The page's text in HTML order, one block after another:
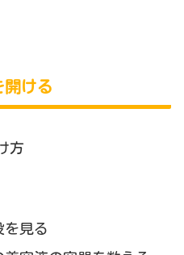
開ける
方
を見る